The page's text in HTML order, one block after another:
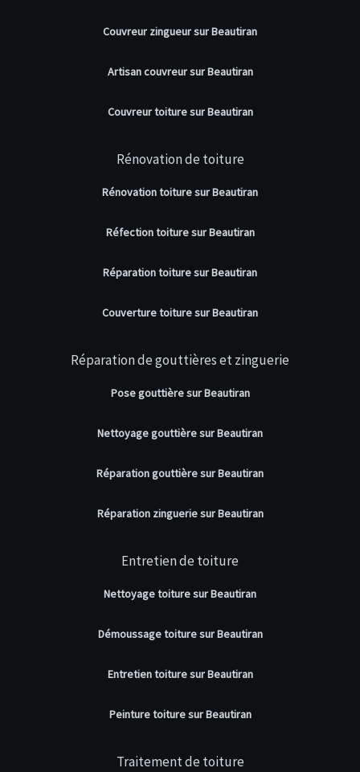
Couvreur zingueur sur Beautiran
Artisan couvreur sur Beautiran
Couvreur toiture sur Beautiran
Rénovation de toiture
Rénovation toiture sur Beautiran
Réfection toiture sur Beautiran
Réparation toiture sur Beautiran
Couverture toiture sur Beautiran
Réparation de gouttières et zinguerie
Pose gouttière sur Beautiran
Nettoyage gouttière sur Beautiran
Réparation gouttière sur Beautiran
Réparation zinguerie sur Beautiran
Entretien de toiture
Nettoyage toiture sur Beautiran
Démoussage toiture sur Beautiran
Entretien toiture sur Beautiran
Peinture toiture sur Beautiran
Traitement de toiture